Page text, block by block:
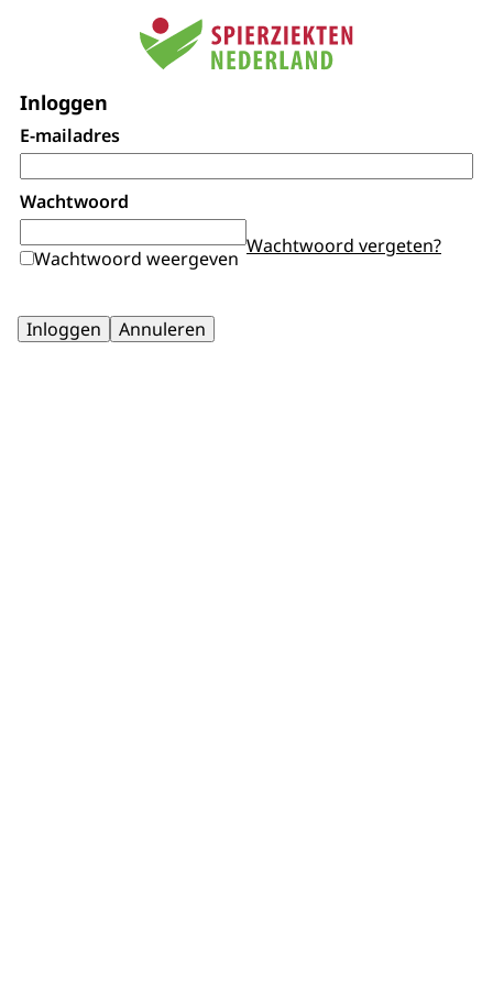
Inloggen
E-mailadres
Wachtwoord
Wachtwoord weergeven
Wachtwoord vergeten?
Inloggen Annuleren